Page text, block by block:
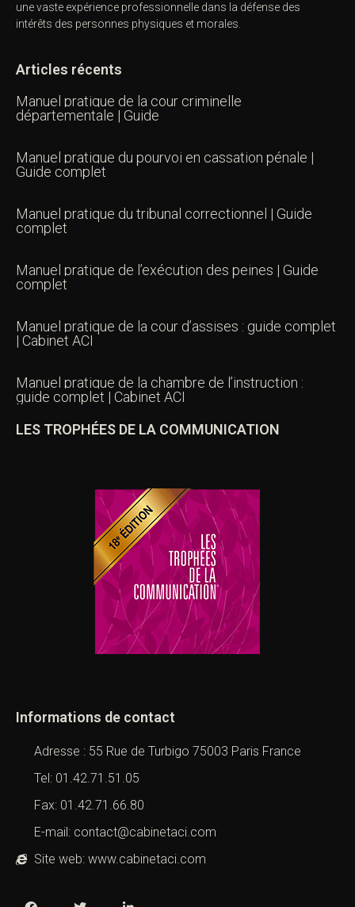
une vaste expérience professionnelle dans la défense des
intérêts des personnes physiques et morales.
Articles récents
Manuel pratique de la cour criminelle
départementale | Guide
Manuel pratique du pourvoi en cassation pénale |
Guide complet
Manuel pratique du tribunal correctionnel | Guide
complet
Manuel pratique de l’exécution des peines | Guide
complet
Manuel pratique de la cour d’assises : guide complet
| Cabinet ACI
Manuel pratique de la chambre de l’instruction :
guide complet | Cabinet ACI
LES TROPHÉES DE LA COMMUNICATION
Informations de contact
Adresse : 55 Rue de Turbigo 75003 Paris France
Tel: 01.42.71.51.05
Fax: 01.42.71.66.80
E-mail: contact@cabinetaci.com
Site web: www.cabinetaci.com